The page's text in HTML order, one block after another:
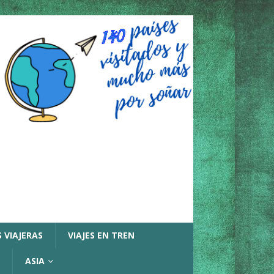
VIAJERAS VIAJES EN TREN
ASIA